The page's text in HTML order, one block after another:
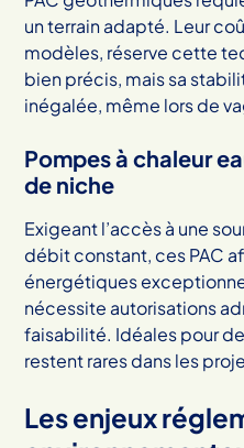
un terrain adapté. Leur
modèles, réserve cette
bien précis, mais sa
inégalée, même lors de
Pompes à chaleur
de niche
Exigeant l’accès à une
débit constant, ces PAC
énergétiques
nécessite autorisations
faisabilité. Idéales pour
restent rares dans les
Les enjeux